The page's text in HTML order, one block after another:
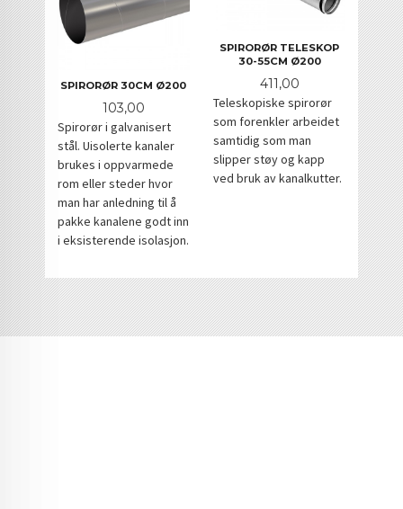
SPIRORØR 30CM Ø200
Pris
103,00
Spirorør i galvanisert
stål. Uisolerte kanaler
brukes i oppvarmede
rom eller steder hvor
man har anledning til å
pakke kanalene godt inn
i eksisterende isolasjon.
SPIRORØR TELESKOP
30-55CM Ø200
Pris
411,00
Teleskopiske spirorør
som forenkler arbeidet
samtidig som man
slipper støy og kapp
ved bruk av kanalkutter.